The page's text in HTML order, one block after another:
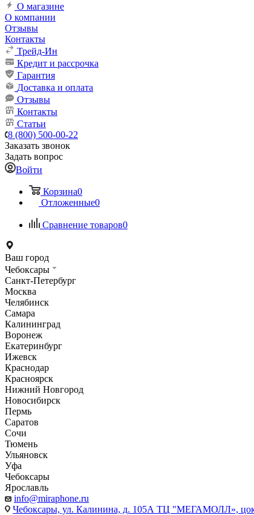
О магазине
О компании
Отзывы
Контакты
Трейд-Ин
Кредит и рассрочка
Гарантия
Доставка и оплата
Отзывы
Контакты
Статьи
8 (800) 500-00-22
Заказать звонок
Задать вопрос
Войти
Корзина0
Отложенные0
Сравнение товаров0
Ваш город
Чебоксары
Санкт-Петербург
Москва
Челябинск
Самара
Калининград
Воронеж
Екатеринбург
Ижевск
Краснодар
Красноярск
Нижний Новгород
Новосибирск
Пермь
Саратов
Сочи
Тюмень
Ульяновск
Уфа
Чебоксары
Ярославль
info@miraphone.ru
Чебоксары, ул. Калинина, д. 105А ТЦ "МЕГАМОЛЛ»,